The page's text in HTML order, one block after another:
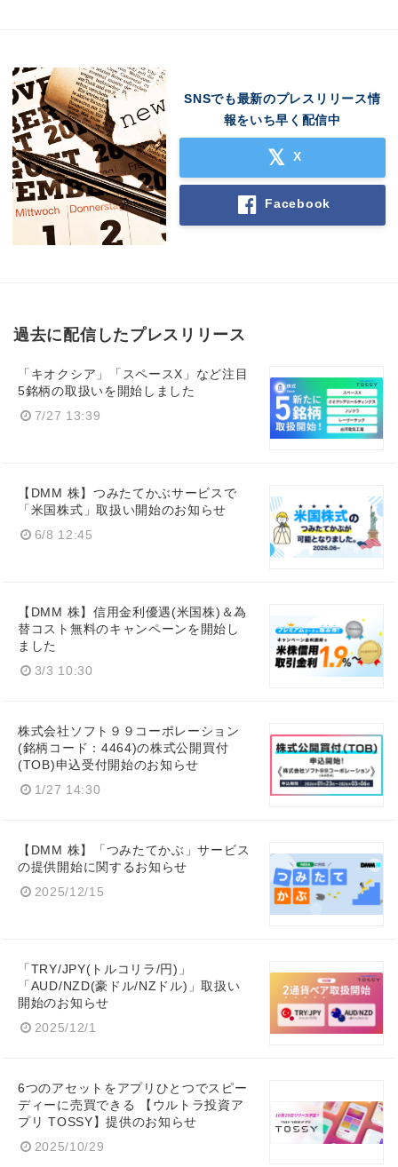
SNSでも最新のプレスリリース情
報をいち早く配信中
X
Facebook
過去に配信したプレスリリース
「キオクシア」「スペースX」など注目
5銘柄の取扱いを開始しました
7/27 13:39
【DMM 株】つみたてかぶサービスで
「米国株式」取扱い開始のお知らせ
6/8 12:45
【DMM 株】信用金利優遇(米国株)＆為
替コスト無料のキャンペーンを開始し
ました
3/3 10:30
株式会社ソフト９９コーポレーション
(銘柄コード：4464)の株式公開買付
(TOB)申込受付開始のお知らせ
1/27 14:30
【DMM 株】「つみたてかぶ」サービス
の提供開始に関するお知らせ
2025/12/15
「TRY/JPY(トルコリラ/円)」
「AUD/NZD(豪ドル/NZドル)」取扱い
開始のお知らせ
2025/12/1
6つのアセットをアプリひとつでスピー
ディーに売買できる 【ウルトラ投資ア
プリ TOSSY】提供のお知らせ
2025/10/29
Japanese